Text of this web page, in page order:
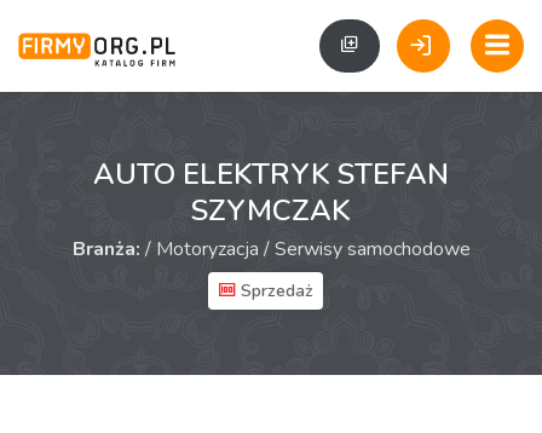
AUTO ELEKTRYK STEFAN
SZYMCZAK
Branża: / Motoryzacja /Serwisy samochodowe
Sprzedaż